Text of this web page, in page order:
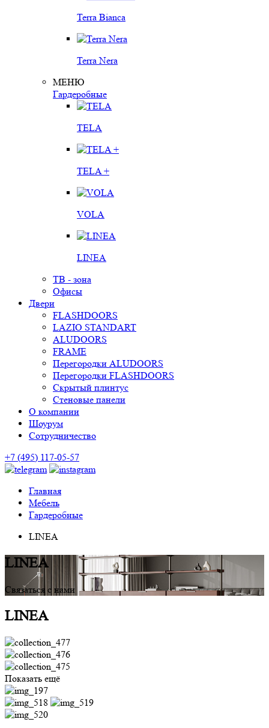
Terra Bianca
Terra Nera
МЕНЮ
Гардеробные
TELA
TELA +
VOLA
LINEA
ТВ - зона
Офисы
Двери
FLASHDOORS
LAZIO STANDART
ALUDOORS
FRAME
Перегородки ALUDOORS
Перегородки FLASHDOORS
Скрытый плинтус
Стеновые панели
О компании
Шоурум
Сотрудничество
+7 (495) 117-05-57
Главная
Мебель
Гардеробные
LINEA
LINEA
Связаться с нами
LINEA
Показать ещё